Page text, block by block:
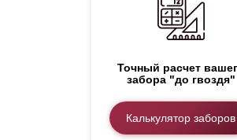
Заборы и
садов
Элитные заборы
Забор на участок
Заборы и
Точный расчет
забора "до гвоздя"
Калькулятор заборов